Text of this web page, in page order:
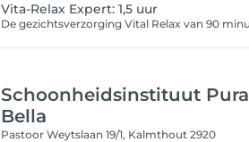
Vita-Relax Expert: 1,5 uur
Schoonheidsinstituut Pura
Bella
Pastoor Weytslaan 19/1, Kalmthout 2920